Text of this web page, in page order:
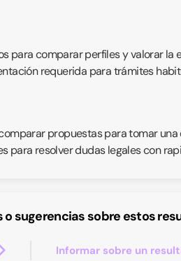
para comparar perfiles y valorar
requerida para trámites
propuestas para tomar
para resolver dudas legales con
o sugerencias sobre estos
Informar sobre un